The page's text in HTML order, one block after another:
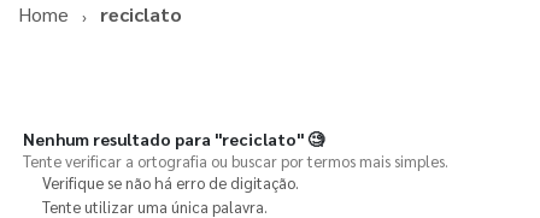
Home reciclato
Nenhum resultado para "reciclato"🧐
Tente verificar a ortografia ou buscar por termos mais simples.
Verifique se não há erro de digitação.
Tente utilizar uma única palavra.